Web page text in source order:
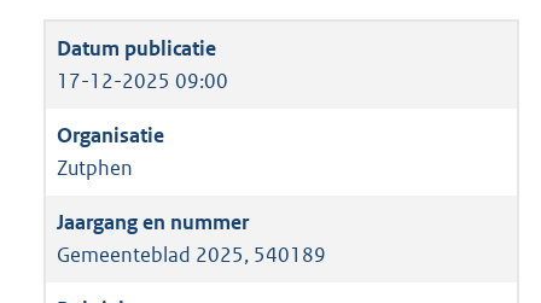
17-12-2025 09:00
Zutphen
Gemeenteblad 2025, 540189